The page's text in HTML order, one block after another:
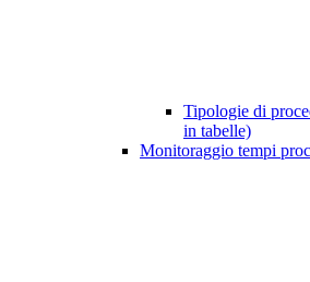
Tipologie di
in tabelle)
Monitoraggio tempi